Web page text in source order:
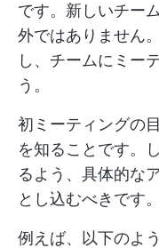
です。新しいチー
外ではありません
し、チームにミー
う。
初ミーティングの
を知ることです。
るよう、具体的な
とし込むべきです。
例えば、以下のよ